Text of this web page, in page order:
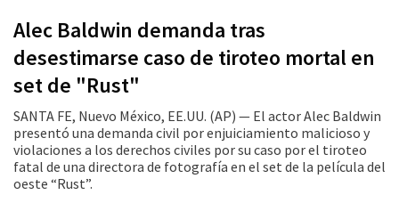
Alec Baldwin demanda tras
desestimarse caso de tiroteo mortal en
set de "Rust"
SANTA FE, Nuevo México, EE.UU. (AP) — El actor Alec Baldwin
presentó una demanda civil por enjuiciamiento malicioso y
violaciones a los derechos civiles por su caso por el tiroteo
fatal de una directora de fotografía en el set de la película del
oeste “Rust”.